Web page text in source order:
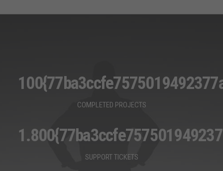
100
COMPLETED PROJECTS
1.800
SUPPORT TICKETS